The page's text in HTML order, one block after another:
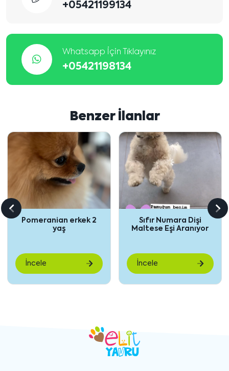
+05421199134
Whatsapp İçin Tıklayınız
+05421198134
Benzer İlanlar
Pomeranian erkek 2
yaş
İncele
Sıfır Numara Dişi
Maltese Eşi Aranıyor
İncele
Önceki